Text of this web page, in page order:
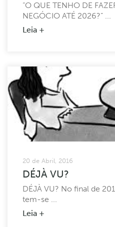
“O QUE TENHO DE
NEGÓCIO ATÉ 2026?” ...
Leia +
20 de Abril, 2016
DÉJÀ VU?
DÉJÀ VU? No final de
tem-se ...
Leia +